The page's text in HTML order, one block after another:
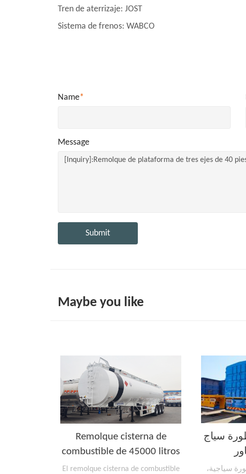
Tren de aterrizaje: JOST
Sistema de frenos: WABCO
Name*
Message
Submit
Maybe you like
Remolque cisterna de
combustible de 45000 litros
El remolque cisterna de combustible
سياج
سياجية،